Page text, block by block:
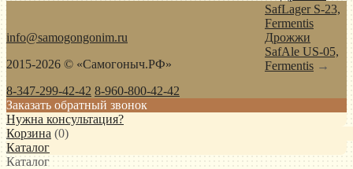
SafLager S-23,
Fermentis
Дрожжи
SafAle US-05,
Fermentis →
info@samogongonim.ru
2015-2026 © «Самогоныч.РФ»
8-347-299-42-42 8-960-800-42-42
Заказать обратный звонок
Нужна консультация?
Корзина (0)
Каталог
Каталог